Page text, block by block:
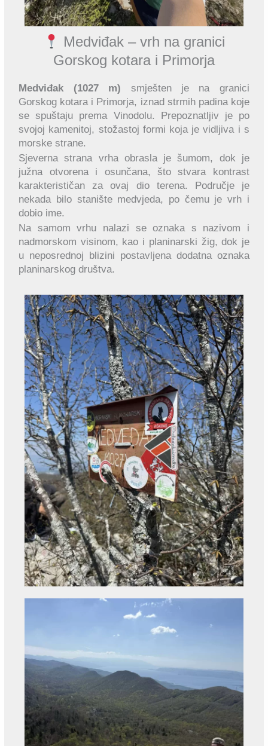
Medviđak – vrh na granici
Gorskog kotara i Primorja
Medviđak (1027 m) smješten je na granici
Gorskog kotara i Primorja, iznad strmih padina koje
se spuštaju prema Vinodolu. Prepoznatljiv je po
svojoj kamenitoj, stožastoj formi koja je vidljiva i s
morske strane.
Sjeverna strana vrha obrasla je šumom, dok je
južna otvorena i osunčana, što stvara kontrast
karakterističan za ovaj dio terena. Područje je
nekada bilo stanište medvjeda, po čemu je vrh i
dobio ime.
Na samom vrhu nalazi se oznaka s nazivom i
nadmorskom visinom, kao i planinarski žig, dok je
u neposrednoj blizini postavljena dodatna oznaka
planinarskog društva.